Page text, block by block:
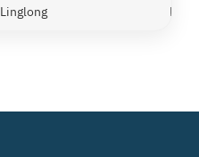
Linglong Nini